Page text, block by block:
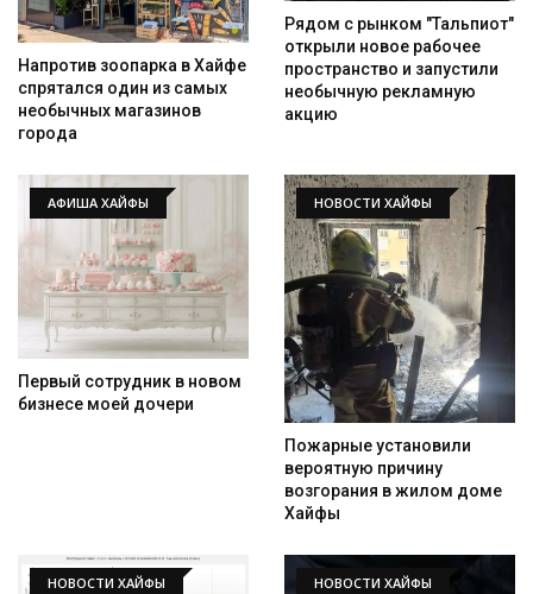
Искать
Напротив зоопарка в Хайфе
спрятался один из самых
необычных магазинов
города
Рядом с рынком "Тальпиот"
открыли новое рабочее
пространство и запустили
необычную рекламную
акцию
АФИША ХАЙФЫ
Первый сотрудник в новом
бизнесе моей дочери
НОВОСТИ ХАЙФЫ
Пожарные установили
вероятную причину
возгорания в жилом доме
Хайфы
НОВОСТИ ХАЙФЫ НОВОСТИ ХАЙФЫ